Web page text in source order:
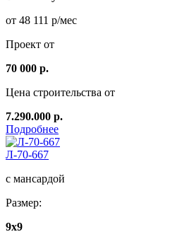
от 48 111 р/мес
Проект от
70 000 р.
Цена строительства от
7.290.000 р.
Подробнее
Л-70-667
с мансардой
Размер:
9x9